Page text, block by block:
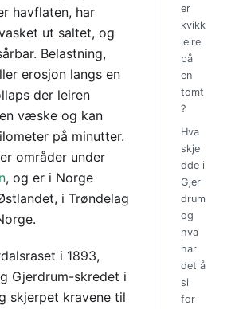
havflaten, har
ut saltet, og
Belastning,
erosjon langs en
der leiren
væske og kan
på minutter.
områder under
, og er i Norge
i Trøndelag
i 1893,
Gjerdrum-skredet i
skjerpet kravene til
er
kvikk
leire
på
en
tomt
?
Hva
skje
dde i
Gjer
drum
og
hva
har
det å
si
for